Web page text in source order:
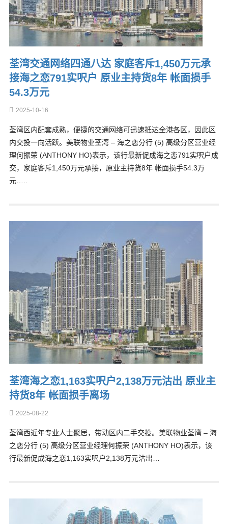
荃湾交通网络四通八达 家庭客斥1,450万元承
接海之恋791实呎户 原业主持货8年 帐面损手
54.3万元
2025-10-16
荃湾区内配套成熟，便捷的交通网络可迅速抵达全港各区，因此区
内交投一向活跃。美联物业荃湾 – 海之恋分行 (5) 高级分区营业经
理何振荣 (ANTHONY HO)表示，该行最新促成海之恋791实呎户成
交，家庭客斥1,450万元承接，原业主持货8年 帐面损手54.3万
元…..
荃湾海之恋1,163实呎户2,138万元沽出 原业主
持货8年 帐面损手离场
2025-08-22
荃湾西近年专业人士聚居，带动区内二手交投。美联物业荃湾 – 海
之恋分行 (5) 高级分区营业经理何振荣 (ANTHONY HO)表示，该
行最新促成海之恋1,163实呎户2,138万元沽出…